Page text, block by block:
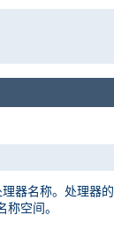
器名称。处理器
空间。